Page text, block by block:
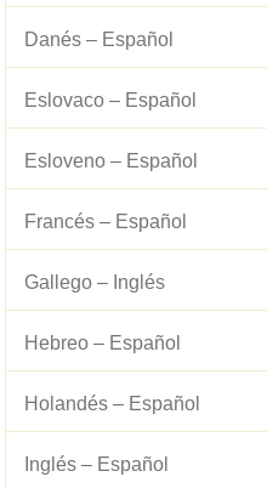
Danés – Español
Eslovaco – Español
Esloveno – Español
Francés – Español
Gallego – Inglés
Hebreo – Español
Holandés – Español
Inglés – Español